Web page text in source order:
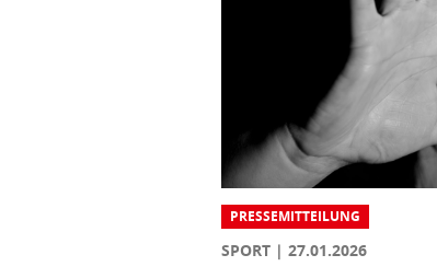
PRESSEMITTEILUNG
SPORT 27.01.2026